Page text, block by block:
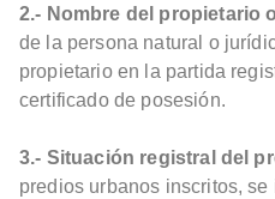
2.- Nombre del propietario
de la persona natural o
propietario en la partida
certificado de posesión.
3.- Situación registral del
predios urbanos inscritos,